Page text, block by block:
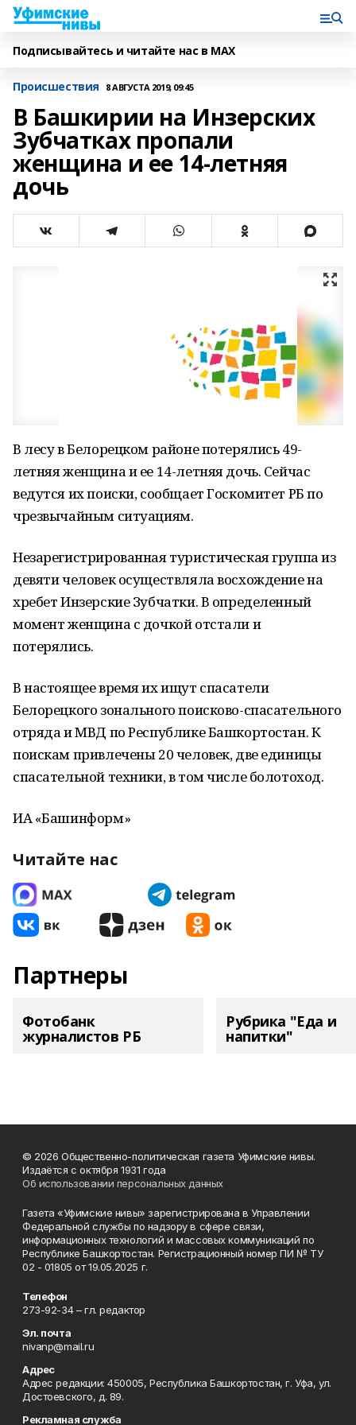
Подписывайтесь и читайте нас в MAX
Происшествия 8 АВГУСТА 2019, 09:45
В Башкирии на Инзерских
Зубчатках пропали
женщина и ее 14-летняя
дочь
В лесу в Белорецком районе потерялись 49-
летняя женщина и ее 14-летняя дочь. Сейчас
ведутся их поиски, сообщает Госкомитет РБ по
чрезвычайным ситуациям.
Незарегистрированная туристическая группа из
девяти человек осуществляла восхождение на
хребет Инзерские Зубчатки. В определенный
момент женщина с дочкой отстали и
потерялись.
В настоящее время их ищут спасатели
Белорецкого зонального поисково-спасательного
отряда и МВД по Республике Башкортостан. К
поискам привлечены 20 человек, две единицы
спасательной техники, в том числе болотоход.
ИА «Башинформ»
Читайте нас
Партнеры
Фотобанк
журналистов РБ
Рубрика "Еда и
напитки"
© 2026 Общественно-политическая газета Уфимские нивы.
Издаётся с октября 1931 года
Об использовании персональных данных
Газета «Уфимские нивы» зарегистрирована в Управлении
Федеральной службы по надзору в сфере связи,
информационных технологий и массовых коммуникаций по
Республике Башкортостан. Регистрационный номер ПИ № ТУ
02 - 01805 от 19.05.2025 г.
Телефон
273-92-34 – гл. редактор
Эл. почта
nivanp@mail.ru
Адрес
Адрес редакции: 450005, Республика Башкортостан, г. Уфа, ул.
Достоевского, д. 89.
Рекламная служба